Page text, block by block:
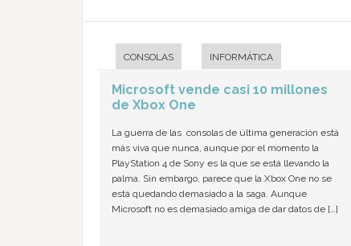
CONSOLAS INFORMÁTICA
Microsoft vende casi 10 millones
de Xbox One
La guerra de las consolas de última generación está
más viva que nunca, aunque por el momento la
PlayStation 4 de Sony es la que se está llevando la
palma. Sin embargo, parece que la Xbox One no se
está quedando demasiado a la saga. Aunque
Microsoft no es demasiado amiga de dar datos de […]